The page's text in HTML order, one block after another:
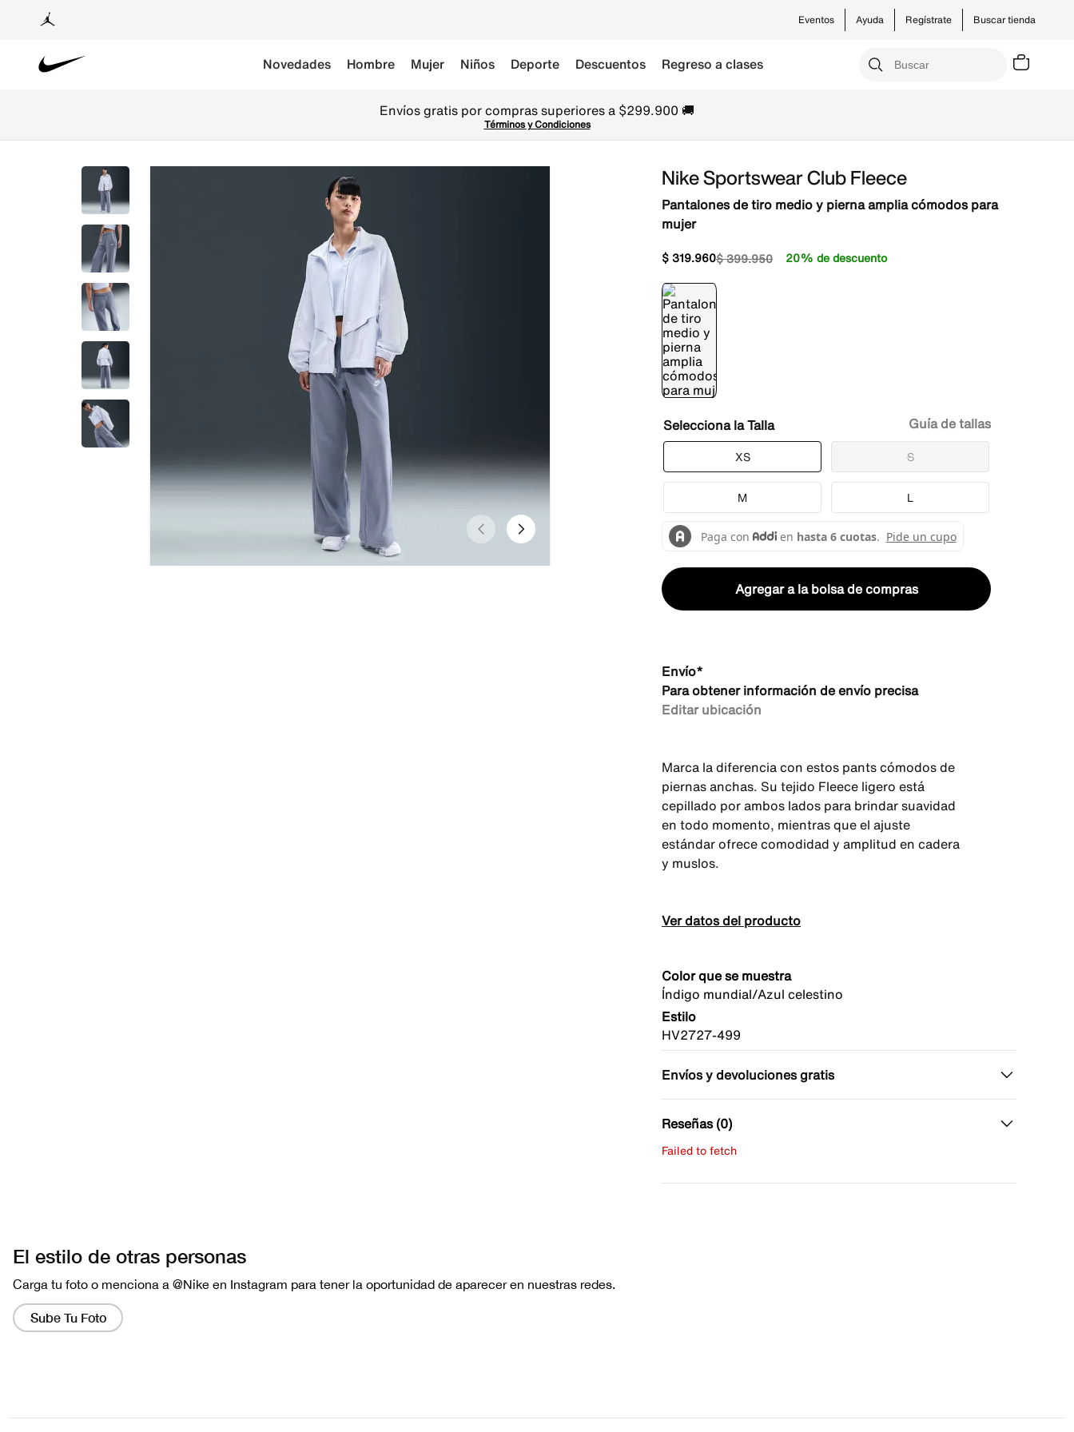
Buscar tienda
Ayuda Regístrate
Eventos
Novedades Hombre Mujer Niños Deporte Descuentos Regreso a clases
Envíos gratis por compras superiores a $299.900 🚚
Términos y Condiciones
Nike Sportswear Club Fleece
Pantalones de tiro medio y pierna amplia cómodos para
mujer
$399.950
$319.960 20% de descuento
Talla
XS S
M L
Guía de tallas
Agregar a la bolsa de compras
Envío*
Para obtener información de envío precisa
Editar ubicación
Marca la diferencia con estos pants cómodos de
piernas anchas. Su tejido Fleece ligero está
cepillado por ambos lados para brindar suavidad
en todo momento, mientras que el ajuste
estándar ofrece comodidad y amplitud en cadera
y muslos.
Ver datos del producto
Color que se muestra
Índigo mundial/Azul celestino
Estilo
HV2727-499
Envíos y devoluciones gratis
Reseñas (0)
Failed to fetch